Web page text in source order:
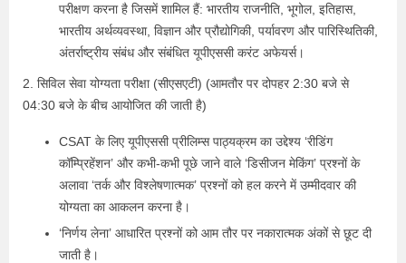
परीक्षण करना है जिसमें शामिल हैं: भारतीय राजनीति, भूगोल, इतिहास,
भारतीय अर्थव्यवस्था, विज्ञान और प्रौद्योगिकी, पर्यावरण और पारिस्थितिकी,
अंतर्राष्ट्रीय संबंध और संबंधित यूपीएससी करंट अफेयर्स।
2. सिविल सेवा योग्यता परीक्षा (सीएसएटी) (आमतौर पर दोपहर 2:30 बजे से
04:30 बजे के बीच आयोजित की जाती है)
CSAT के लिए यूपीएससी प्रीलिम्स पाठ्यक्रम का उद्देश्य ‘रीडिंग
कॉम्प्रिहेंशन’ और कभी-कभी पूछे जाने वाले ‘डिसीजन मेकिंग’ प्रश्नों के
अलावा ‘तर्क और विश्लेषणात्मक’ प्रश्नों को हल करने में उम्मीदवार की
योग्यता का आकलन करना है।
‘निर्णय लेना’ आधारित प्रश्नों को आम तौर पर नकारात्मक अंकों से छूट दी
जाती है।